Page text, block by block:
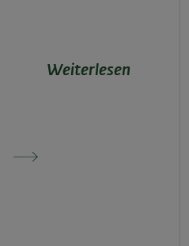
Weiterlesen